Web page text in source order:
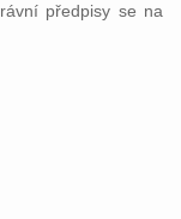
předpisy se na